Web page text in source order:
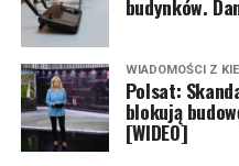
budynków.
WIADOMOŚCI Z
Polsat:
blokują
[WIDEO]